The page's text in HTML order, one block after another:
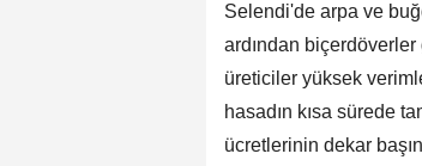
Selendi'de arpa ve
ardından
üreticiler yüksek
hasadın kısa sürede
ücretlerinin dekar